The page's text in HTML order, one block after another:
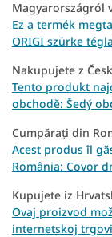
Magyarországról
Ez a termék
ORIGI szürke
Nakupujete z
Tento produkt
obchodě: Šedý
Cumpărați din
Acest produs îl
România: Covor
Kupujete iz
Ovaj proizvod
internetskoj